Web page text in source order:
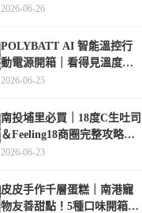
化，暑假帶孩子這樣玩
2026-06-26
POLYBATT AI 智能溫控行
動電源開箱｜看得見溫度與
電量，外出更安心的
2026-06-25
南投埔里必買｜18度C生吐司
＆Feeling18商圈完整攻略，
在地人帶路這樣逛
2026-06-23
皮皮手作千層蛋糕｜南港寵
物友善甜點！5種口味開箱，